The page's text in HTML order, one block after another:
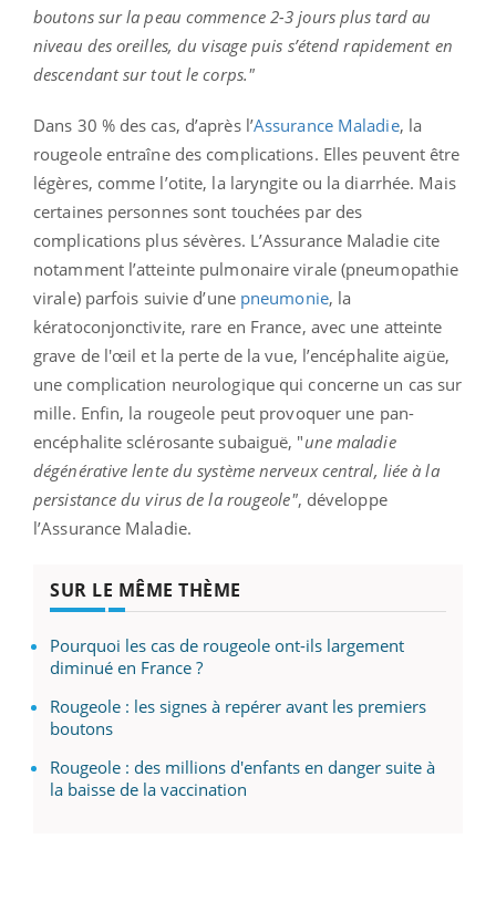
boutons sur la peau commence 2-3 jours plus tard au
niveau des oreilles, du visage puis s’étend rapidement en
descendant sur tout le corps."
Dans 30 % des cas, d’après l’Assurance Maladie, la
rougeole entraîne des complications. Elles peuvent être
légères, comme l’otite, la laryngite ou la diarrhée. Mais
certaines personnes sont touchées par des
complications plus sévères. L’Assurance Maladie cite
notamment l’atteinte pulmonaire virale (pneumopathie
virale) parfois suivie d’une pneumonie, la
kératoconjonctivite, rare en France, avec une atteinte
grave de l'œil et la perte de la vue, l’encéphalite aigüe,
une complication neurologique qui concerne un cas sur
mille. Enfin, la rougeole peut provoquer une pan-
encéphalite sclérosante subaiguë, "une maladie
dégénérative lente du système nerveux central, liée à la
persistance du virus de la rougeole", développe
l’Assurance Maladie.
SUR LE MÊME THÈME
Pourquoi les cas de rougeole ont-ils largement
diminué en France ?
Rougeole : les signes à repérer avant les premiers
boutons
Rougeole : des millions d'enfants en danger suite à
la baisse de la vaccination